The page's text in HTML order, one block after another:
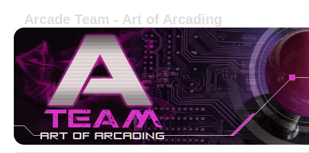
Arcade Team - Art of Arcading